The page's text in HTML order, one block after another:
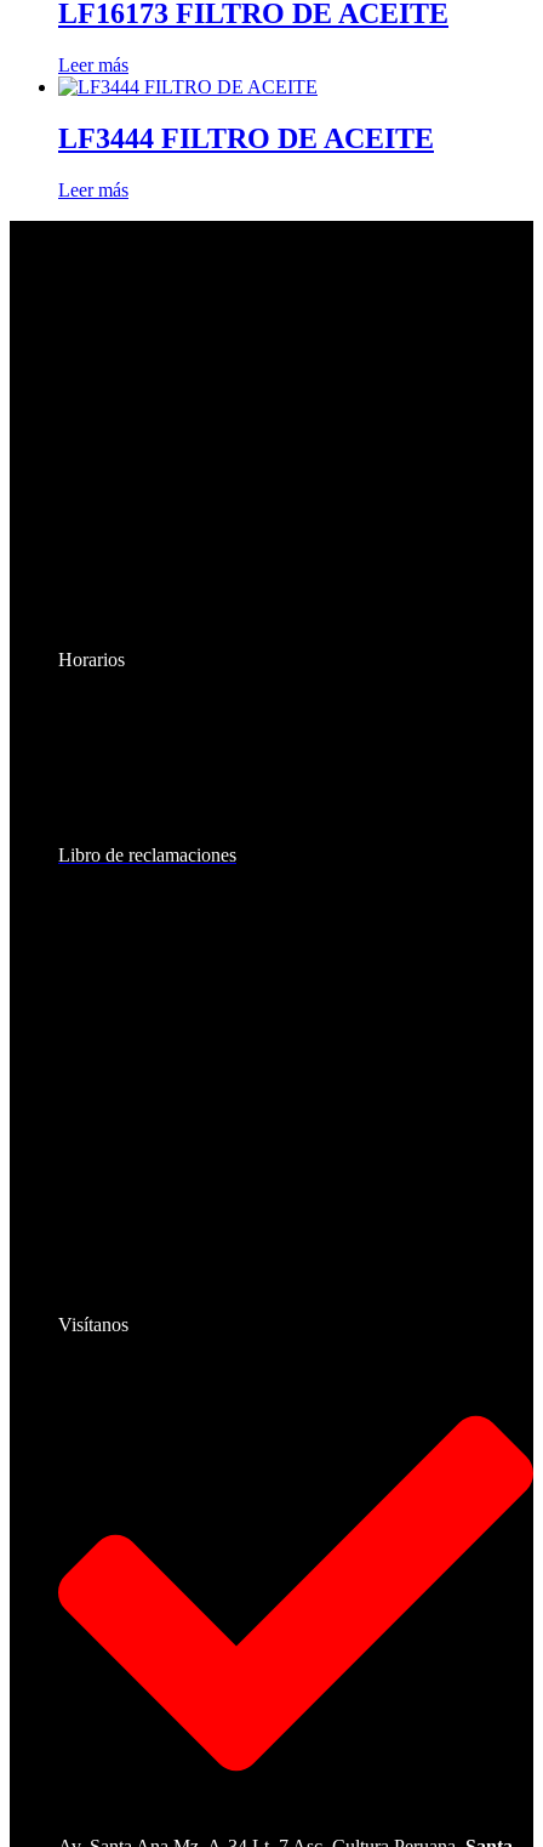
LF16173 FILTRO DE ACEITE
Leer más
LF3444 FILTRO DE ACEITE
Leer más
Horarios
Libro de reclamaciones
Visítanos